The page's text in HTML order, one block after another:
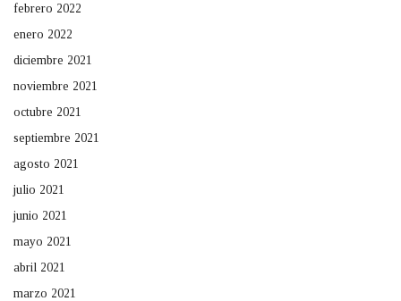
febrero 2022
enero 2022
diciembre 2021
noviembre 2021
octubre 2021
septiembre 2021
agosto 2021
julio 2021
junio 2021
mayo 2021
abril 2021
marzo 2021